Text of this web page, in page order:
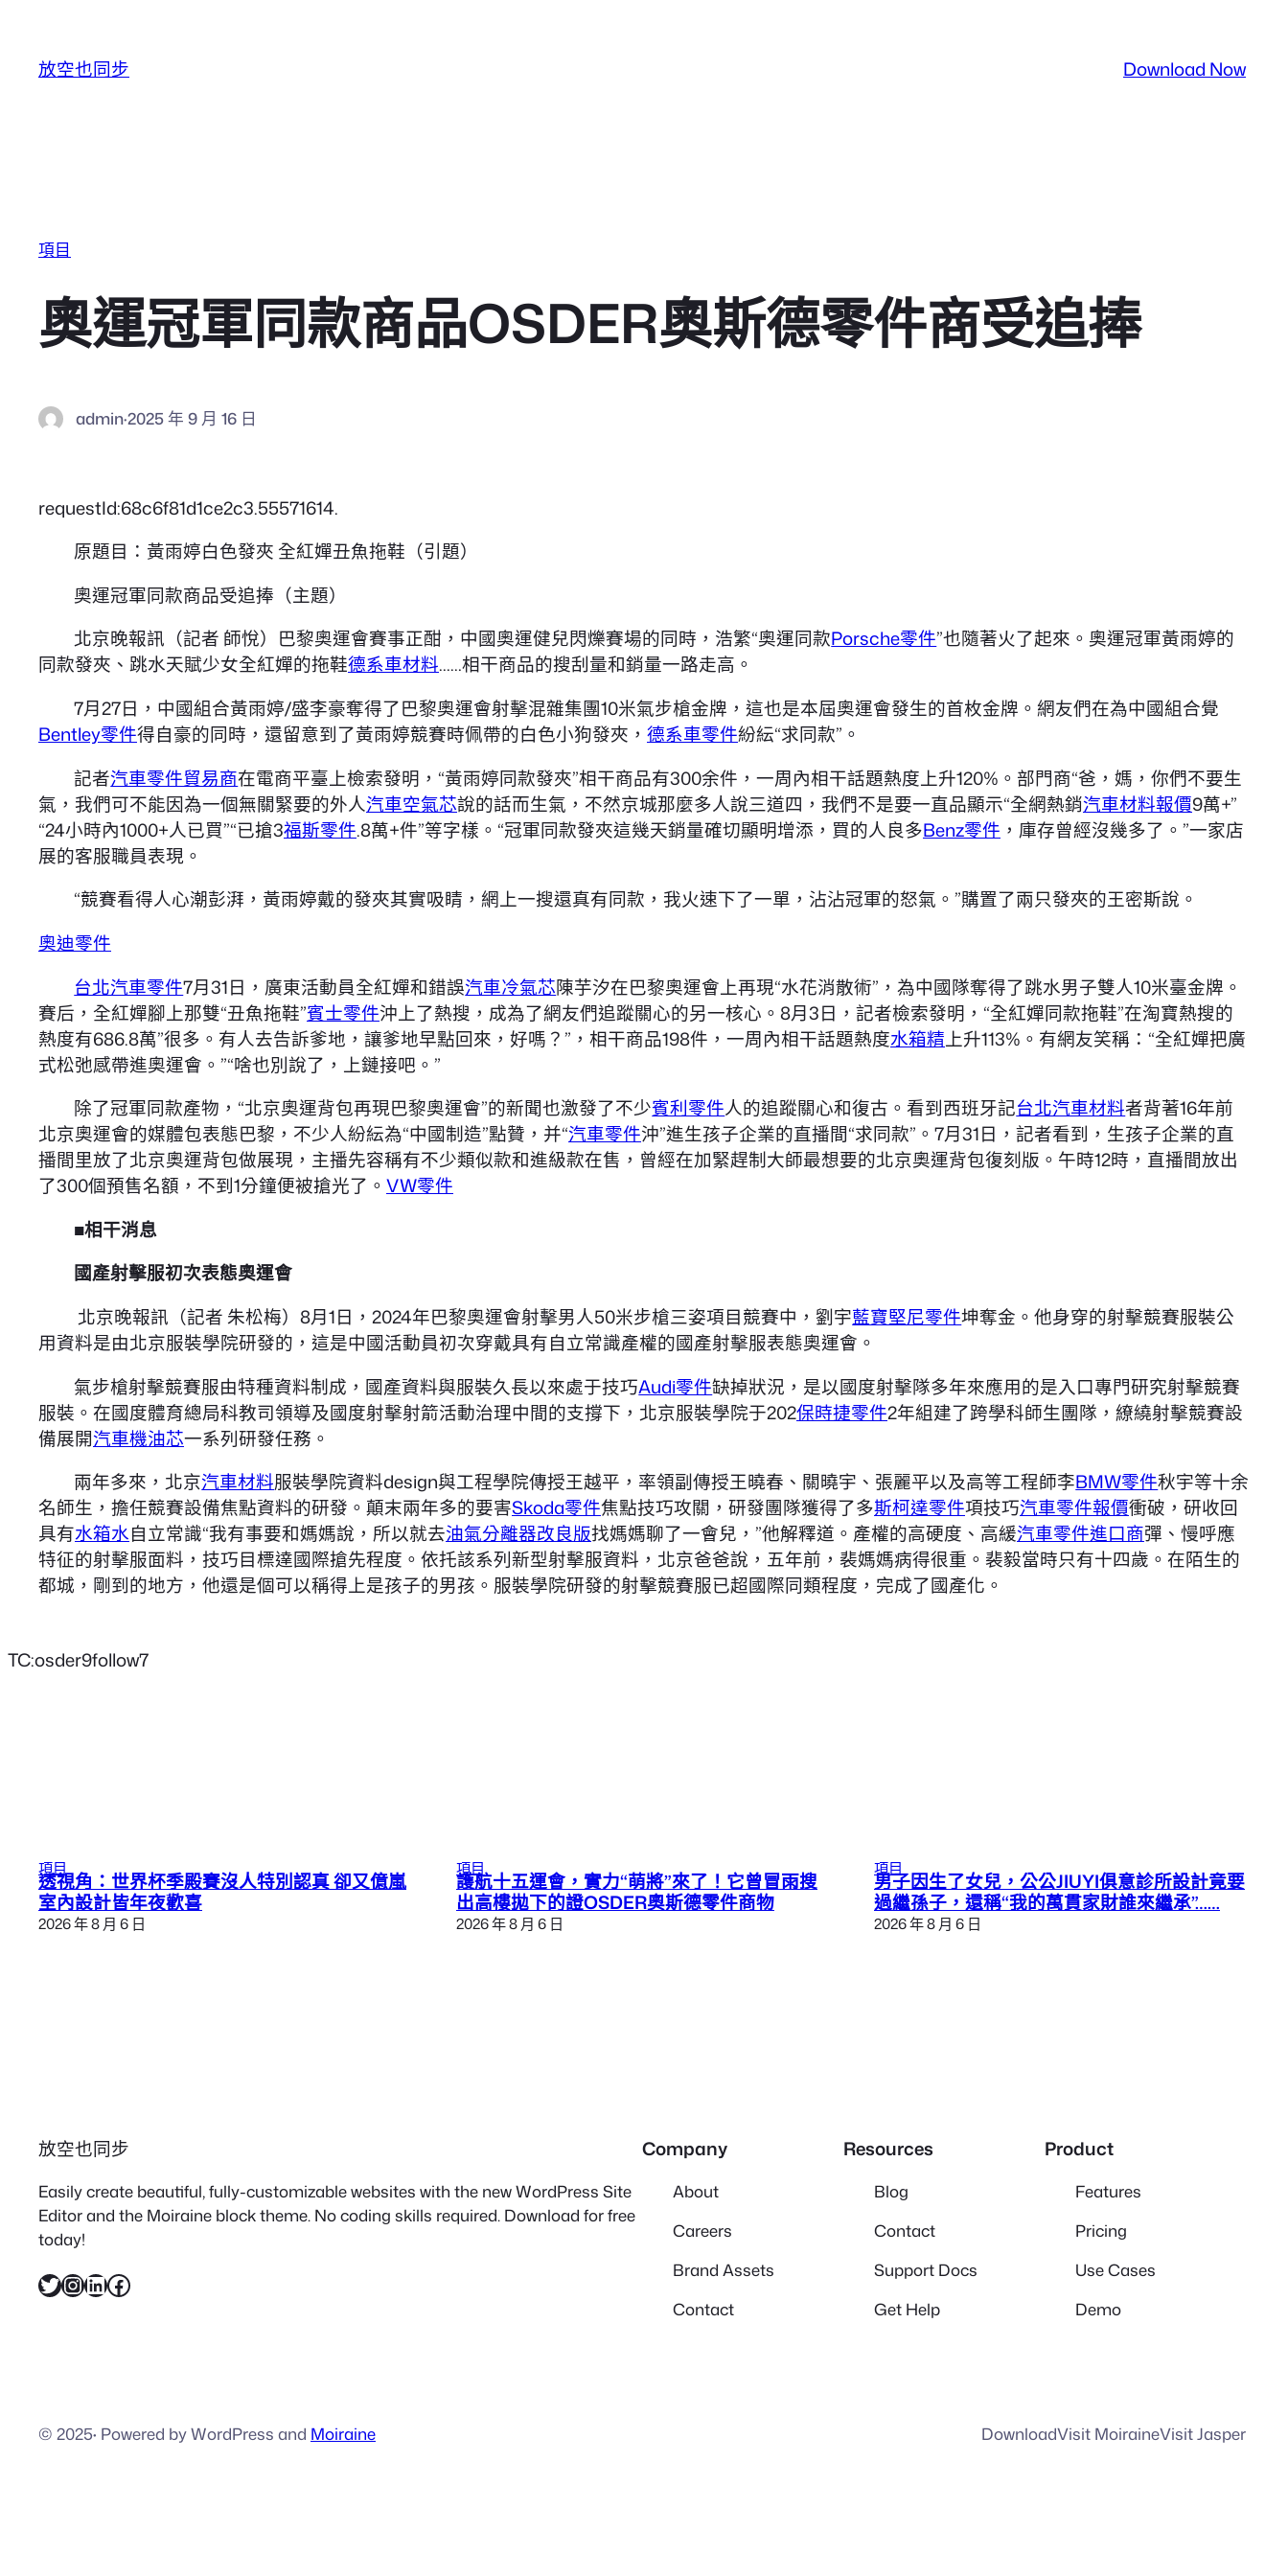
放空也同步 Download Now
項目
奧運冠軍同款商品OSDER奧斯德零件商受追捧
admin·2025 年 9 月 16 日
requestId:68c6f81d1ce2c3.55571614.
原題目：黃雨婷白色發夾 全紅嬋丑魚拖鞋（引題）
奧運冠軍同款商品受追捧（主題）
北京晚報訊（記者 師悅）巴黎奧運會賽事正酣，中國奧運健兒閃爍賽場的同時，浩繁“奧運同款Porsche零件”也隨著火了起來。奧運冠軍黃雨婷的
同款發夾、跳水天賦少女全紅嬋的拖鞋德系車材料……相干商品的搜刮量和銷量一路走高。
7月27日，中國組合黃雨婷/盛李豪奪得了巴黎奧運會射擊混雜集團10米氣步槍金牌，這也是本屆奧運會發生的首枚金牌。網友們在為中國組合覺
Bentley零件得自豪的同時，還留意到了黃雨婷競賽時佩帶的白色小狗發夾， 德系車零件紛紜“求同款”。
記者汽車零件貿易商在電商平臺上檢索發明，“黃雨婷同款發夾”相干商品有300余件，一周內相干話題熱度上升120%。部門商“爸，媽，你們不要生
氣，我們可不能因為一個無關緊要的外人汽車空氣芯說的話而生氣，不然京城那麼多人說三道四，我們不是要一直品顯示“全網熱銷汽車材料報價9萬+”
“24小時內1000+人已買”“已搶3福斯零件.8萬+件”等字樣。“冠軍同款發夾這幾天銷量確切顯明增添，買的人良多Benz零件 ，庫存曾經沒幾多了。”一家店
展的客服職員表現。
“競賽看得人心潮彭湃，黃雨婷戴的發夾其實吸睛，網上一搜還真有同款，我火速下了一單，沾沾冠軍的怒氣。”購置了兩只發夾的王密斯說。
奧迪零件
台北汽車零件7月31日，廣東活動員全紅嬋和錯誤汽車冷氣芯陳芋汐在巴黎奧運會上再現“水花消散術”，為中國隊奪得了跳水男子雙人10米臺金牌。
賽后，全紅嬋腳上那雙“丑魚拖鞋”賓士零件沖上了熱搜，成為了網友們追蹤關心的另一核心。8月3日，記者檢索發明，“全紅嬋同款拖鞋”在淘寶熱搜的
熱度有686.8萬”很多。有人去告訴爹地，讓爹地早點回來，好嗎？”，相干商品198件，一周內相干話題熱度水箱精上升113%。有網友笑稱：“全紅嬋把廣
式松弛感帶進奧運會。”“啥也別說了，上鏈接吧。”
除了冠軍同款產物，“北京奧運背包再現巴黎奧運會”的新聞也激發了不少賓利零件人的追蹤關心和復古。看到西班牙記台北汽車材料者背著16年前
北京奧運會的媒體包表態巴黎，不少人紛紜為“中國制造”點贊，并“汽車零件沖”進生孩子企業的直播間“求同款”。7月31日，記者看到，生孩子企業的直
播間里放了北京奧運背包做展現，主播先容稱有不少類似款和進級款在售，曾經在加緊趕制大師最想要的北京奧運背包復刻版。午時12時，直播間放出
了300個預售名額，不到1分鐘便被搶光了。 VW零件
■相干消息
國產射擊服初次表態奧運會
北京晚報訊（記者 朱松梅）8月1日，2024年巴黎奧運會射擊男人50米步槍三姿項目競賽中，劉宇藍寶堅尼零件坤奪金。他身穿的射擊競賽服裝公
用資料是由北京服裝學院研發的，這是中國活動員初次穿戴具有自立常識產權的國產射擊服表態奧運會。
氣步槍射擊競賽服由特種資料制成，國產資料與服裝久長以來處于技巧Audi零件缺掉狀況，是以國度射擊隊多年來應用的是入口專門研究射擊競賽
服裝。在國度體育總局科教司領導及國度射擊射箭活動治理中間的支撐下，北京服裝學院于202保時捷零件2年組建了跨學科師生團隊，繚繞射擊競賽設
備展開汽車機油芯一系列研發任務。
兩年多來，北京汽車材料服裝學院資料design與工程學院傳授王越平，率領副傳授王曉春、關曉宇、張麗平以及高等工程師李BMW零件秋宇等十余
名師生，擔任競賽設備焦點資料的研發。顛末兩年多的要害Skoda零件焦點技巧攻關，研發團隊獲得了多斯柯達零件項技巧汽車零件報價衝破，研收回
具有水箱水自立常識“我有事要和媽媽說，所以就去油氣分離器改良版找媽媽聊了一會兒，”他解釋道。產權的高硬度、高緩汽車零件進口商彈、慢呼應
特征的射擊服面料，技巧目標達國際搶先程度。依托該系列新型射擊服資料，北京爸爸說，五年前，裴媽媽病得很重。裴毅當時只有十四歲。在陌生的
都城，剛到的地方，他還是個可以稱得上是孩子的男孩。服裝學院研發的射擊競賽服已超國際同類程度，完成了國產化。
TC:osder9follow7
項目
透視角：世界杯季殿賽沒人特別認真 卻又億嵐
室內設計皆年夜歡喜
2026 年 8 月 6 日
項目
護航十五運會，實力“萌將”來了！它曾冒雨搜
出高樓拋下的證OSDER奧斯德零件商物
2026 年 8 月 6 日
項目
男子因生了女兒，公公JIUYI俱意診所設計竟要
過繼孫子，還稱“我的萬貫家財誰來繼承”……
2026 年 8 月 6 日
放空也同步
Easily create beautiful, fully-customizable websites with the new WordPress Site
Editor and the Moiraine block theme. No coding skills required. Download for free
today!
X InstagramLinkedIn Facebook
Company
About
Careers
Brand Assets
Contact
Resources
Blog
Contact
Support Docs
Get Help
Product
Features
Pricing
Use Cases
Demo
© 2025· Powered by WordPress and Moiraine DownloadVisit MoiraineVisit Jasper